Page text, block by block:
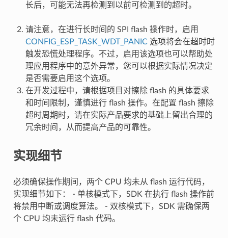
长后，可能无法再检测到以前可检测到的超时。
请注意，在进行长时间的 SPI flash 操作时，启用
CONFIG_ESP_TASK_WDT_PANIC选项将会在超时时
触发恐慌处理程序。不过，启用该选项也可以帮助处
理应用程序中的意外异常，您可以根据实际情况决定
是否需要启用这个选项。
在开发过程中，请根据项目对擦除 flash 的具体要求
和时间限制，谨慎进行 flash 操作。在配置 flash 擦除
超时周期时，请在实际产品要求的基础上留出合理的
冗余时间，从而提高产品的可靠性。
实现细节
必须确保操作期间，两个 CPU 均未从 flash 运行代码，
实现细节如下： - 单核模式下，SDK 在执行 flash 操作前
将禁用中断或调度算法。 - 双核模式下，SDK 需确保两
个 CPU 均未运行 flash 代码。